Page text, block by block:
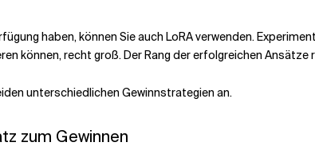
haben, können Sie auch LoRA verwenden.
können, recht groß. Der Rang der erfolgreichen Ansätze
unterschiedlichen Gewinnstrategien an.
zum Gewinnen